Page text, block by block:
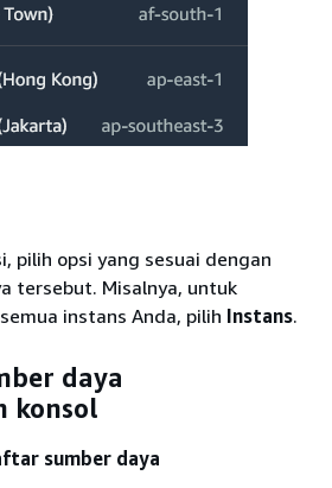
pilih opsi yang sesuai dengan
tersebut. Misalnya, untuk
instans Anda, pilih Instans.
daya
konsol
sumber daya